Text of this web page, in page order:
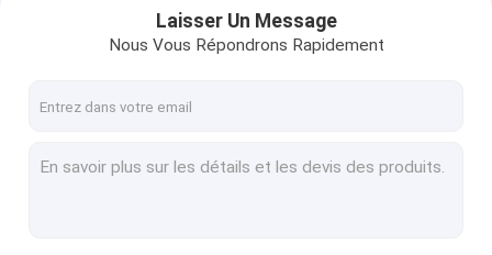
mastic en verre isolant
Entretoise de fenêtre en aluminium
Laisser Un Message
Nous Vous Répondrons Rapidement